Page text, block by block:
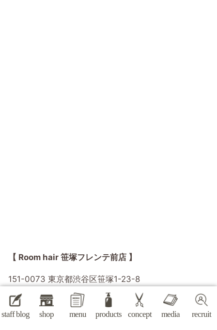
staff blog shop menu products concept media recruit
【 Room hair 笹塚フレンテ前店 】
151-0073 東京都渋谷区笹塚1-23-8
受付時間 / 10:00～18:30 毎週火曜定休